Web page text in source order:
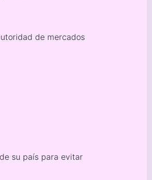
de mercados
su país para evitar